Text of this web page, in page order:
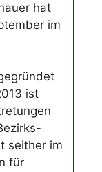
hat
im
ist
seither im
für